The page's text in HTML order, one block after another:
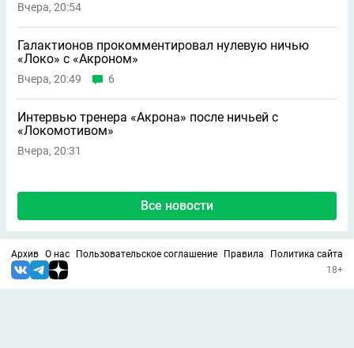
Вчера, 20:54
Галактионов прокомментировал нулевую ничью
«Локо» с «Акроном»
Вчера, 20:49 6
Интервью тренера «Акрона» после ничьей с
«Локомотивом»
Вчера, 20:31
Все новости
Архив О нас Пользовательское соглашение Правила
Политика сайта
18+